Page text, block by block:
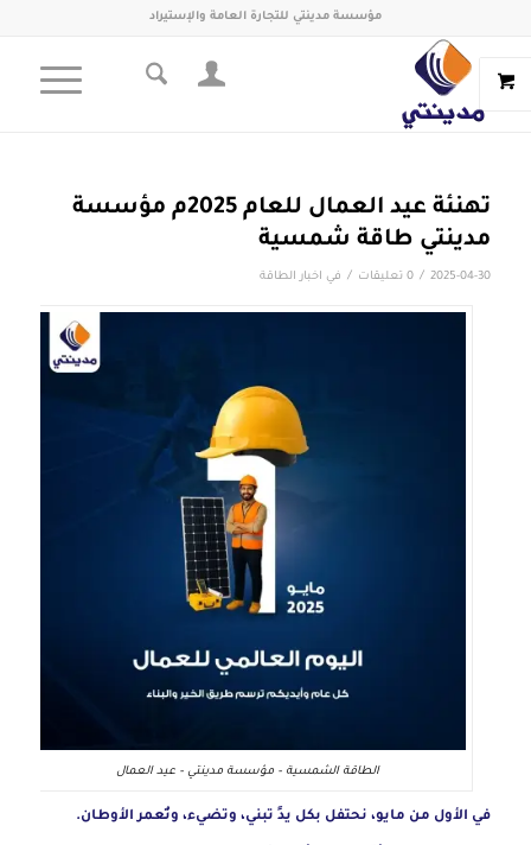
مؤسسة مدينتي للتجارة العامة والإستيراد
تهنئة عيد العمال للعام 2025م مؤسسة
مدينتي طاقة شمسية
2025-04-30
/ 0 تعليقات / في اخبار الطاقة
الطاقة الشمسية – مؤسسة مدينتي – عيد العمال
في الأول من مايو، نحتفل بكل يدٍ تبني، وتضيء، وتُعمر الأوطان.